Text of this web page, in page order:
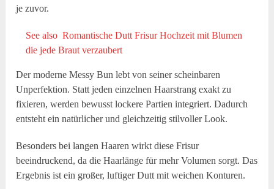
je zuvor.
See also Romantische Dutt Frisur Hochzeit mit Blumen
die jede Braut verzaubert
Der moderne Messy Bun lebt von seiner scheinbaren
Unperfektion. Statt jeden einzelnen Haarstrang exakt zu
fixieren, werden bewusst lockere Partien integriert. Dadurch
entsteht ein natürlicher und gleichzeitig stilvoller Look.
Besonders bei langen Haaren wirkt diese Frisur
beeindruckend, da die Haarlänge für mehr Volumen sorgt. Das
Ergebnis ist ein großer, luftiger Dutt mit weichen Konturen.